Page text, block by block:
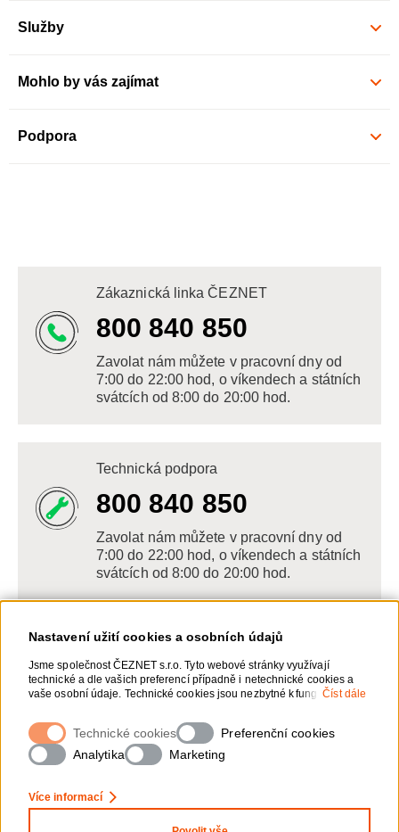
Nastavení užití cookies a osobních údajů
Jsme společnost ČEZNET s.r.o. Tyto webové stránky využívají
technické a dle vašich preferencí případně i netechnické cookies a
vaše osobní údaje. Technické cookies jsou nezbytné k fungování
webové stránky vašim preferencím, k personalizaci reklam a
analytice. Pro sběr a zpracování netechnických cookies a vašich
osobních údajů, nám můžete udělit souhlas. Bližší informace o vašich
právech, zpracování osobních údajů, včetně možnosti odvolání
Číst dále
Technické cookies
Preferenční cookies
Analytika
Marketing
Více informací
Služby
Mohlo by vás zajímat
Podpora
Zákaznická linka ČEZNET
800 840 850
Zavolat nám můžete v pracovní dny od
7:00 do 22:00 hod, o víkendech a státních
svátcích od 8:00 do 20:00 hod.
Technická podpora
800 840 850
Zavolat nám můžete v pracovní dny od
7:00 do 22:00 hod, o víkendech a státních
svátcích od 8:00 do 20:00 hod.
Napište nám
POSLAT VZKAZ
Zanechte nám vzkaz online, my se vám
ozveme zpět